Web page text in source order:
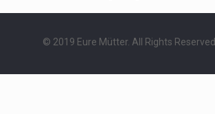
© 2019 Eure Mütter. All Rights Reserved.